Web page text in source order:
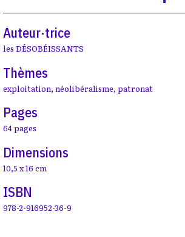
Auteur·trice
les DÉSOBÉISSANTS
Thèmes
exploitation, néolibéralisme, patronat
Pages
64 pages
Dimensions
10,5 x 16 cm
ISBN
978-2-916952-36-9